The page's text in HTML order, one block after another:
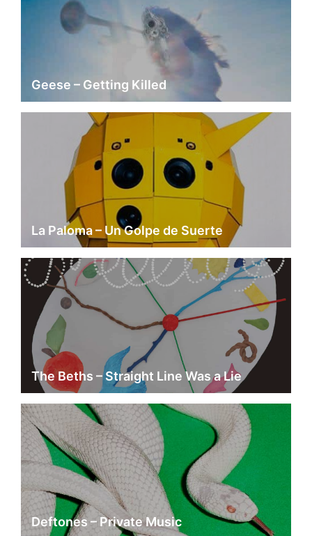
Geese – Getting Killed
La Paloma – Un Golpe de Suerte
The Beths – Straight Line Was a Lie
Deftones – Private Music